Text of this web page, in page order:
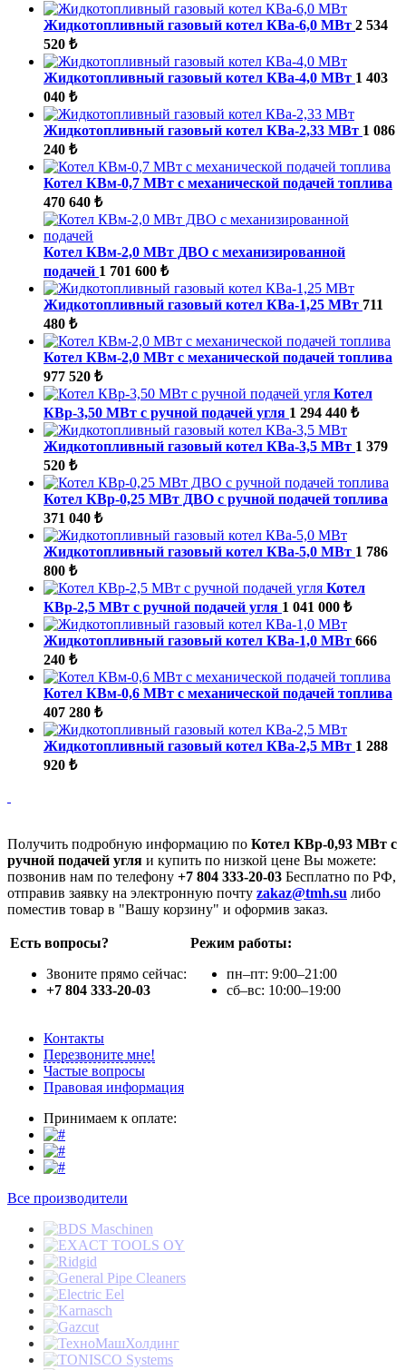
Жидкотопливный газовый котел КВа-6,0 МВт 2 534
520 ₺
Жидкотопливный газовый котел КВа-4,0 МВт 1 403
040 ₺
Жидкотопливный газовый котел КВа-2,33 МВт 1 086
240 ₺
Котел КВм-0,7 МВт с механической подачей топлива
470 640 ₺
Котел КВм-2,0 МВт ДВО с механизированной
подачей 1 701 600 ₺
Жидкотопливный газовый котел КВа-1,25 МВт 711
480 ₺
Котел КВм-2,0 МВт с механической подачей топлива
977 520 ₺
Котел
КВр-3,50 МВт с ручной подачей угля 1 294 440 ₺
Жидкотопливный газовый котел КВа-3,5 МВт 1 379
520 ₺
Котел КВр-0,25 МВт ДВО с ручной подачей топлива
371 040 ₺
Жидкотопливный газовый котел КВа-5,0 МВт 1 786
800 ₺
Котел
КВр-2,5 МВт с ручной подачей угля 1 041 000 ₺
Жидкотопливный газовый котел КВа-1,0 МВт 666
240 ₺
Котел КВм-0,6 МВт с механической подачей топлива
407 280 ₺
Жидкотопливный газовый котел КВа-2,5 МВт 1 288
920 ₺
Получить подробную информацию по Котел КВр-0,93 МВт с
ручной подачей угля и купить по низкой цене Вы можете:
позвонив нам по телефону +7 804 333-20-03 Бесплатно по РФ,
отправив заявку на электронную почту zakaz@tmh.su либо
поместив товар в "Вашу корзину" и оформив заказ.
Есть вопросы?
Звоните прямо сейчас:
+7 804 333-20-03
Режим работы:
пн–пт: 9:00–21:00
сб–вс: 10:00–19:00
Контакты
Перезвоните мне!
Частые вопросы
Правовая информация
Принимаем к оплате:
Все производители